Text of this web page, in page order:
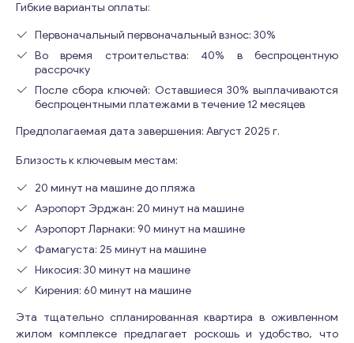
Гибкие варианты оплаты:
Первоначальный первоначальный взнос: 30%
Во время строительства: 40% в беспроцентную
рассрочку
После сбора ключей: Оставшиеся 30% выплачиваются
беспроцентными платежами в течение 12 месяцев
Предполагаемая дата завершения: Август 2025 г.
Близость к ключевым местам:
20 минут на машине до пляжа
Аэропорт Эрджан: 20 минут на машине
Аэропорт Ларнаки: 90 минут на машине
Фамагуста: 25 минут на машине
Никосия: 30 минут на машине
Кирения: 60 минут на машине
Эта тщательно спланированная квартира в оживленном
жилом комплексе предлагает роскошь и удобство, что